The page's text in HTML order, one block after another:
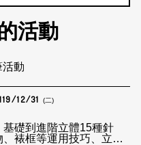
活動
活動
12/31 (二)
礎到進階立體15種針
裱框等運用技巧、立體